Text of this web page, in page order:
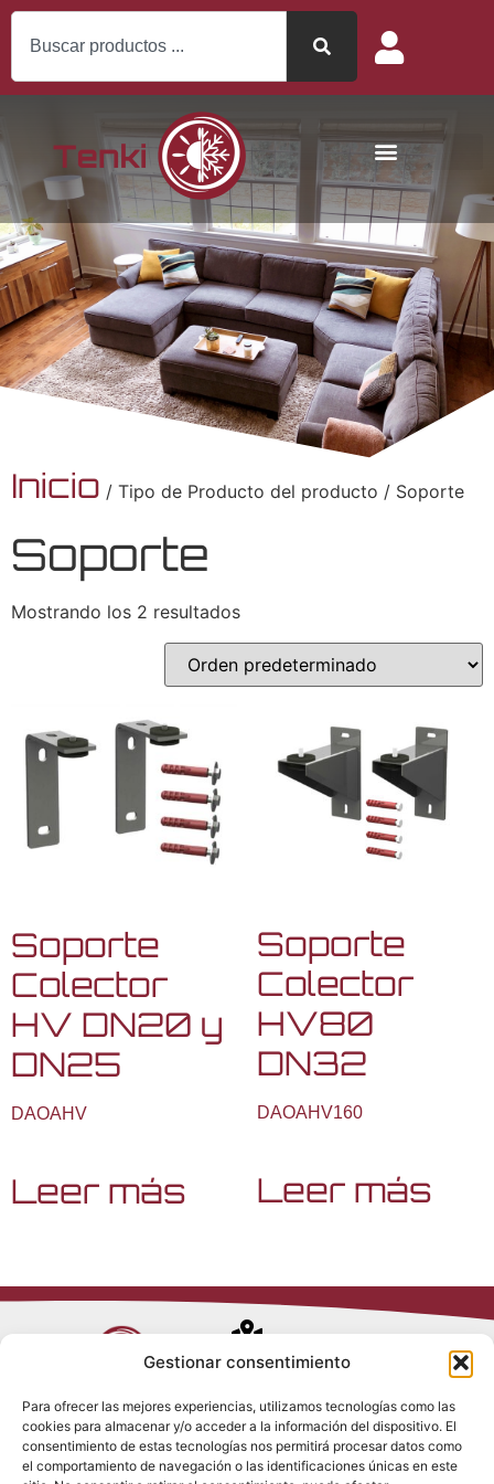
Gestionar consentimiento
Para ofrecer las mejores experiencias, utilizamos tecnologías como las
cookies para almacenar y/o acceder a la información del dispositivo. El
consentimiento de estas tecnologías nos permitirá procesar datos como
el comportamiento de navegación o las identificaciones únicas en este
Inicio / Tipo de Producto del producto / Soporte
Soporte
Mostrando los 2 resultados
Soporte
Colector
HV DN20 y
DN25
DAOAHV
Leer más
Soporte
Colector
HV80
DN32
DAOAHV160
Leer más
Avenida de
28017 Madrid
(España)
Política de
Privacidad
Política de